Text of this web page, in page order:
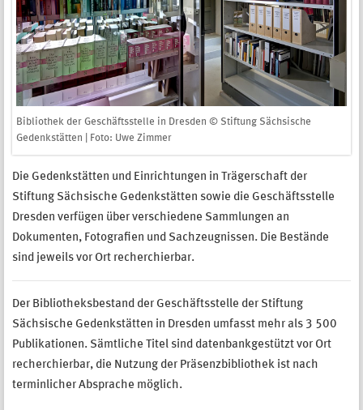
Bibliothek der Geschäftsstelle in Dresden © Stiftung Sächsische
Gedenkstätten | Foto: Uwe Zimmer
Die Gedenkstätten und Einrichtungen in Trägerschaft der
Stiftung Sächsische Gedenkstätten sowie die Geschäftsstelle
Dresden verfügen über verschiedene Sammlungen an
Dokumenten, Fotografien und Sachzeugnissen. Die Bestände
sind jeweils vor Ort recherchierbar.
Der Bibliotheksbestand der Geschäftsstelle der Stiftung
Sächsische Gedenkstätten in Dresden umfasst mehr als 3 500
Publikationen. Sämtliche Titel sind datenbankgestützt vor Ort
recherchierbar, die Nutzung der Präsenzbibliothek ist nach
terminlicher Absprache möglich.